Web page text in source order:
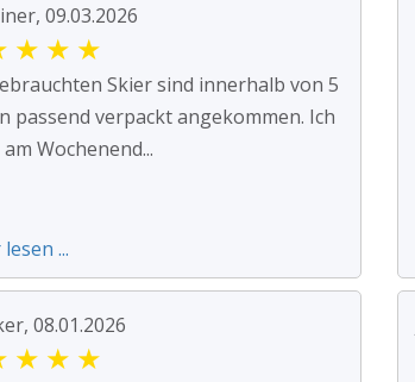
09.03.2026
★ ★ ★
Skier sind innerhalb von 5
passend verpackt angekommen. Ich
Wochenend...
...
08.01.2026
★ ★ ★